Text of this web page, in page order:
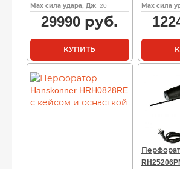
Мах сила удара, Дж: 20
29990 руб.
КУПИТЬ
Мах сила